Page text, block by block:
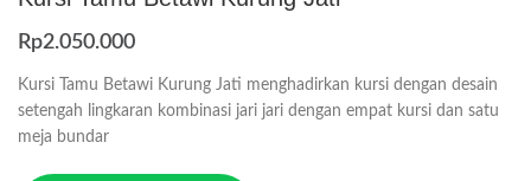
Rp2.050.000
Kursi Tamu Betawi Kurung Jati menghadirkan kursi dengan desain
setengah lingkaran kombinasi jari jari dengan empat kursi dan satu
meja bundar